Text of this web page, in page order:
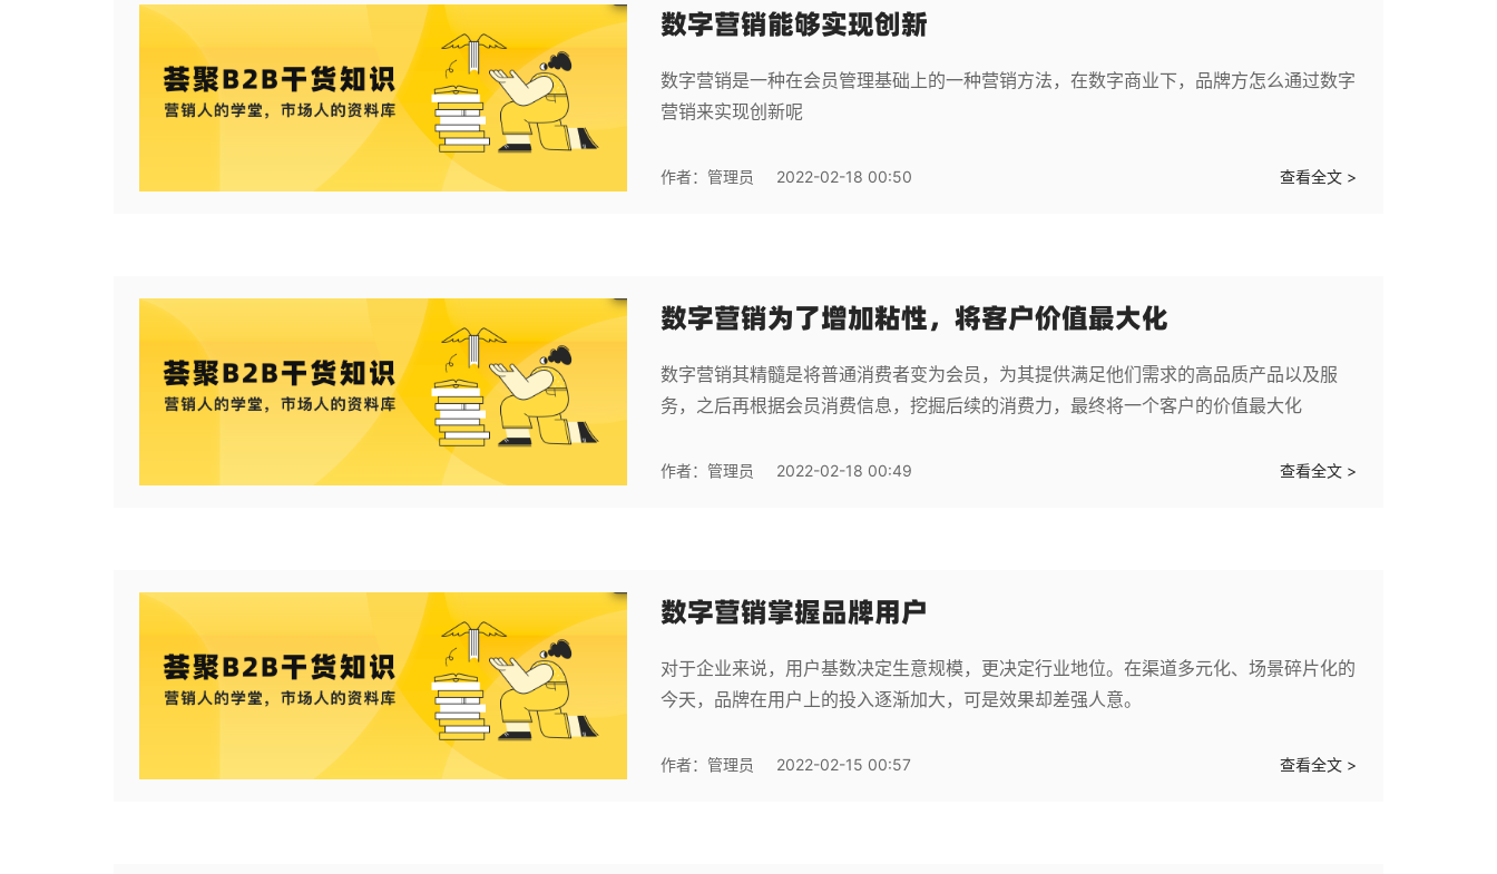
数字营销能够实现创新
数字营销是一种在会员管理基础上的一种营销方法，在数字商业下，品牌方怎么通过数字
营销来实现创新呢
作者：管理员 2022-02-18 00:50 查看全文 >
数字营销为了增加粘性，将客户价值最大化
数字营销其精髓是将普通消费者变为会员，为其提供满足他们需求的高品质产品以及服
务，之后再根据会员消费信息，挖掘后续的消费力，最终将一个客户的价值最大化
作者：管理员 2022-02-18 00:49 查看全文 >
数字营销掌握品牌用户
对于企业来说，用户基数决定生意规模，更决定行业地位。在渠道多元化、场景碎片化的
今天，品牌在用户上的投入逐渐加大，可是效果却差强人意。
作者：管理员 2022-02-15 00:57 查看全文 >